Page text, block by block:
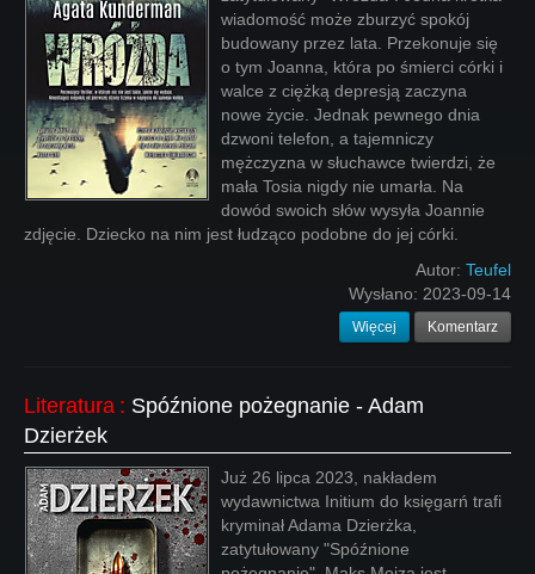
wiadomość może zburzyć spokój
budowany przez lata. Przekonuje się
o tym Joanna, która po śmierci córki i
walce z ciężką depresją zaczyna
nowe życie. Jednak pewnego dnia
dzwoni telefon, a tajemniczy
mężczyzna w słuchawce twierdzi, że
mała Tosia nigdy nie umarła. Na
dowód swoich słów wysyła Joannie
zdjęcie. Dziecko na nim jest łudząco podobne do jej córki.
Autor: Teufel
Wysłano: 2023-09-14
Więcej Komentarz
Literatura : Spóźnione pożegnanie - Adam
Dzierżek
Już 26 lipca 2023, nakładem
wydawnictwa Initium do księgarń trafi
kryminał Adama Dzierżka,
zatytułowany "Spóźnione